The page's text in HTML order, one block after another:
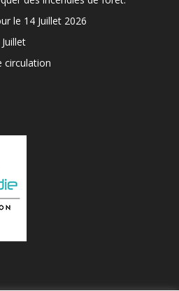
le 14 Juillet 2026
circulation